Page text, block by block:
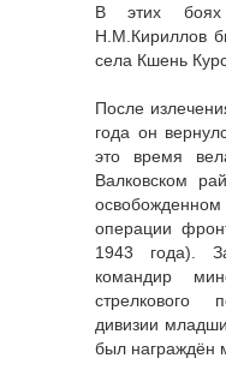
В этих
Н.М.Кириллов
села Кшень
После
года он
это время
Валковском
операции
1943 года).
командир
стрелкового
дивизии
был награждён